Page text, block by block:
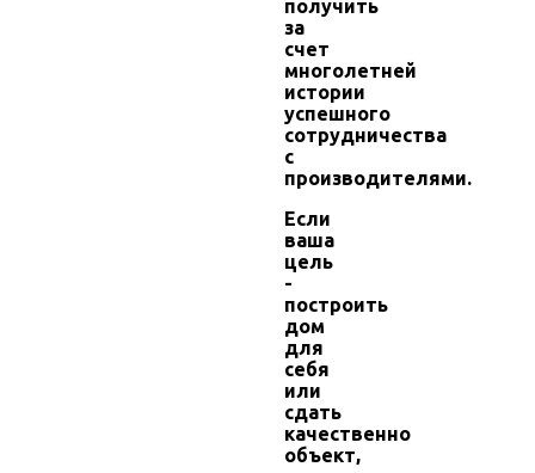
получить
за
счет
многолетней
истории
успешного
сотрудничества
с
производителями.
Если
ваша
цель
-
построить
дом
для
себя
или
сдать
качественно
объект,